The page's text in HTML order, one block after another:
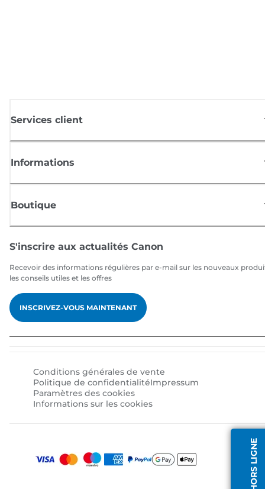
Services client
Informations
Boutique
S'inscrire aux actualités Canon
Recevoir des informations régulières par e-mail sur les nouveaux
les conseils utiles et les offres
INSCRIVEZ-VOUS MAINTENANT
Conditions générales de vente
Politique de confidentialitéImpressum
Paramètres des cookies
Informations sur les cookies